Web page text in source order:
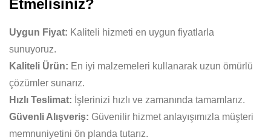
Etmelisiniz?
Uygun Fiyat: Kaliteli hizmeti en uygun fiyatlarla
sunuyoruz.
Kaliteli Ürün: En iyi malzemeleri kullanarak uzun ömürlü
çözümler sunarız.
Hızlı Teslimat: İşlerinizi hızlı ve zamanında tamamlarız.
Güvenli Alışveriş: Güvenilir hizmet anlayışımızla müşteri
memnuniyetini ön planda tutarız.